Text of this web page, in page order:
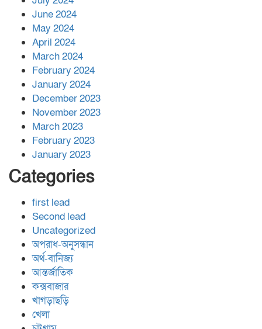
June 2024
May 2024
April 2024
March 2024
February 2024
January 2024
December 2023
November 2023
March 2023
February 2023
January 2023
Categories
first lead
Second lead
Uncategorized
অপরাধ-অনুসন্ধান
অর্থ-বানিজ্য
আন্তর্জাতিক
কক্সবাজার
খাগড়াছড়ি
খেলা